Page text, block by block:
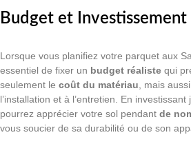
Budget et Investissement
Lorsque vous planifiez votre parquet aux
essentiel de fixer un budget réaliste qui
seulement le coût du matériau, mais
l’installation et à l’entretien. En
pourrez apprécier votre sol pendant de
vous soucier de sa durabilité ou de son